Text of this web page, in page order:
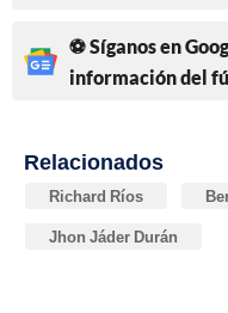
⚽ Síganos en
información del
Relacionados
Richard Ríos
Jhon Jáder Durán